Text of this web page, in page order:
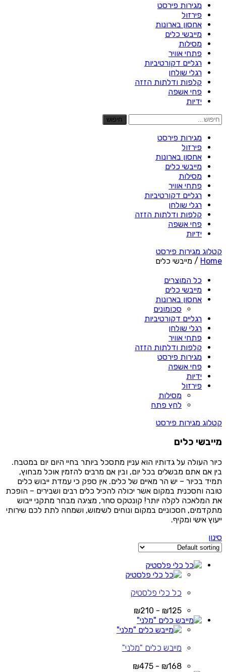
מגירות פירסט
פירזול
אחסון בארונות
מייבשי כלים
מסילות
פתחי אוויר
רגליים דקורטיביות
רגלי שולחן
קלפות ודלתות הזזה
פחי אשפה
ידיות
חיפוש
מגירות פירסט
פירזול
אחסון בארונות
מייבשי כלים
מסילות
פתחי אוויר
רגליים דקורטיביות
רגלי שולחן
קלפות ודלתות הזזה
פחי אשפה
ידיות
קטלוג מגירות פירסט
Home / מייבשי כלים
כל המוצרים
מייבשי כלים
אחסון בארונות
סכומונים
רגליים דקורטיביות
רגלי שולחן
פתחי אוויר
קלפות ודלתות הזזה
מגירות פירסט
פחי אשפה
ידיות
פירזול
מסילות
לחץ פתח
קטלוג מגירות פירסט
מייבשי כלים
כיור העולה על גדותיו הוא עניין מתסכל ביותר בחיי היום יום במטבח.
בין אם אתם מבשלים בכל יום, ובין אם מרבים להזמין אוכל מבחוץ,
תמיד בכיור – יש הר מאיים של כלים. אין ספק כי עמדת ייבוש כלים
טובה וחסכנית במקום אשר יכולה להכיל כלים רבים ושבירים – הופכת
את המלאכה לקלה יותר! קונטקס סחר, מציגה מבחר מתקני ייבוש
מתקדמים, חסכוניים במקום ונוחים לשימוש, ושמחה לתת לכם שירותי
ייעוץ אישי ומקיף.
סינון
כל כלי פלסטיק
₪125 - ₪210
מייבש כלים "מלני"
₪168 - ₪475